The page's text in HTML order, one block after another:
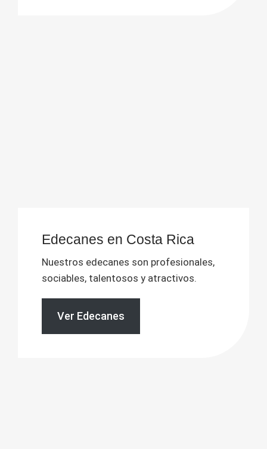
Edecanes en Costa Rica
Nuestros edecanes son profesionales,
sociables, talentosos y atractivos.
Ver Edecanes